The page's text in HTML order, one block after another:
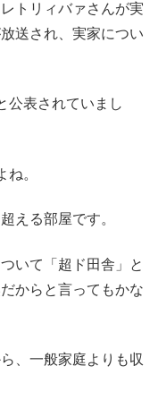
トリィバァさんが実
送され、実家につい
公表されていまし
。
える部屋です。
いて「超ド田舎」と
からと言ってもかな
、一般家庭よりも収